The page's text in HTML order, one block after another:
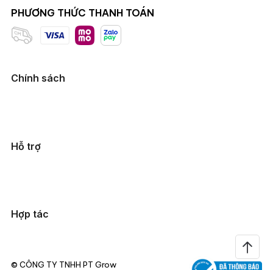
© CÔNG TY TNHH PT Grow
Chính sách
Hỗ trợ
Hợp tác
PHƯƠNG THỨC THANH TOÁN